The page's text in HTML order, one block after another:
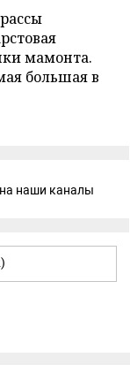
мамонта.
большая в
наши каналы